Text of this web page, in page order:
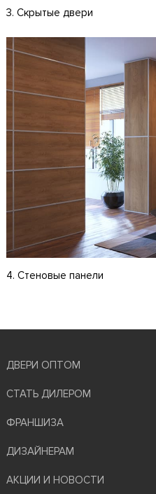
3. Скрытые двери
4. Стеновые панели
ДВЕРИ ОПТОМ
СТАТЬ ДИЛЕРОМ
ФРАНШИЗА
ДИЗАЙНЕРАМ
АКЦИИ И НОВОСТИ